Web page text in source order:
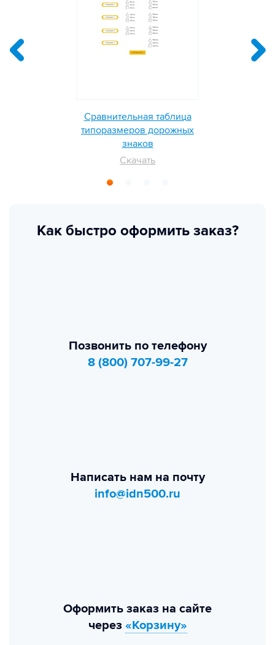
Сравнительная таблица
типоразмеров дорожных
знаков
Скачать
Как быстро оформить заказ?
Позвонить по телефону
8 (800) 707-99-27
Написать нам на почту
info@idn500.ru
Оформить заказ на сайте
через «Корзину»